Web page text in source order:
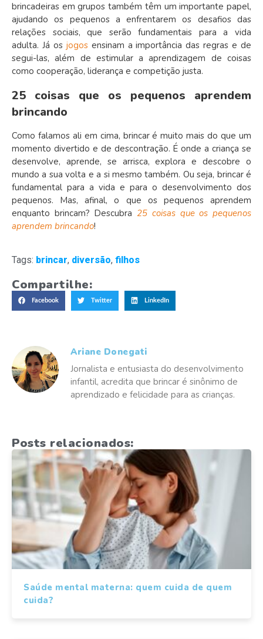
brincadeiras em grupos também têm um importante papel,
ajudando os pequenos a enfrentarem os desafios das
relações sociais, que serão fundamentais para a vida
adulta. Já os jogosensinam a importância das regras e de
segui-las, além de estimular a aprendizagem de coisas
como cooperação, liderança e competição justa.
25 coisas que os pequenos aprendem
brincando
Como falamos ali em cima, brincar é muito mais do que um
momento divertido e de descontração. É onde a criança se
desenvolve, aprende, se arrisca, explora e descobre o
mundo a sua volta e a si mesmo também. Ou seja, brincar é
fundamental para a vida e para o desenvolvimento dos
pequenos. Mas, afinal, o que os pequenos aprendem
enquanto brincam? Descubra 25 coisas que os pequenos
aprendem brincando!
Tags: brincar, diversão, filhos
Compartilhe:
Facebook Twitter LinkedIn
Ariane Donegati
Jornalista e entusiasta do desenvolvimento
infantil, acredita que brincar é sinônimo de
aprendizado e felicidade para as crianças.
Posts relacionados:
Saúde mental materna: quem cuida de quem
cuida?